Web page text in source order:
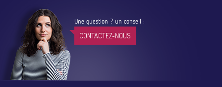
Une question ? un conseil :
CONTACTEZ-NOUS